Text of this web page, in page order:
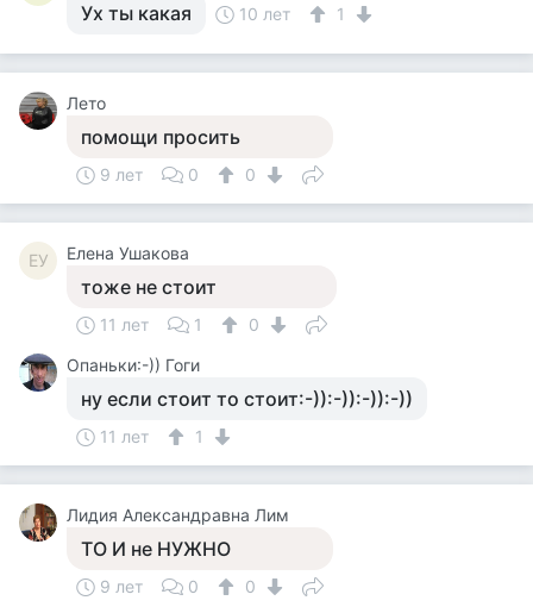
Ух ты какая 10 лет 1
Лето
помощи просить
9 лет 0 0
ЕУ Елена Ушакова
тоже не стоит
11 лет 1
0
Опаньки:-)) Гоги
ну если стоит то стоит:-)):-)):-)):-))
11 лет 1
Лидия Александравна Лим
ТО И не НУЖНО
9 лет 0 0